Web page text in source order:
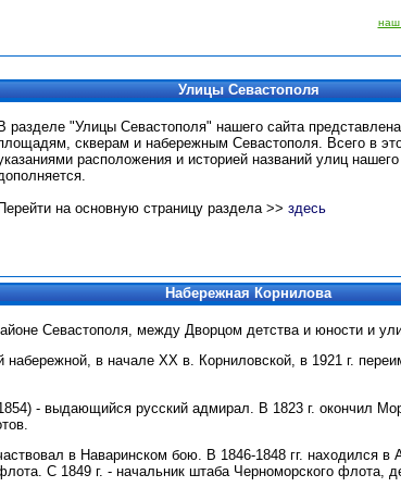
наш
Улицы Севастополя
В разделе "Улицы Севастополя" нашего сайта
скверам и набережным Севастополя. Всего в
расположения и историей названий улиц
Перейти на основную страницу раздела >> здесь
Набережная Корнилова
Севастополя, между Дворцом детства и юности и
в начале XX в. Корниловской, в 1921 г.
- выдающийся русский адмирал. В 1823 г. окончил
в Наваринском бою. В 1846-1848 гг. находился
С 1849 г. - начальник штаба Черноморского флота,